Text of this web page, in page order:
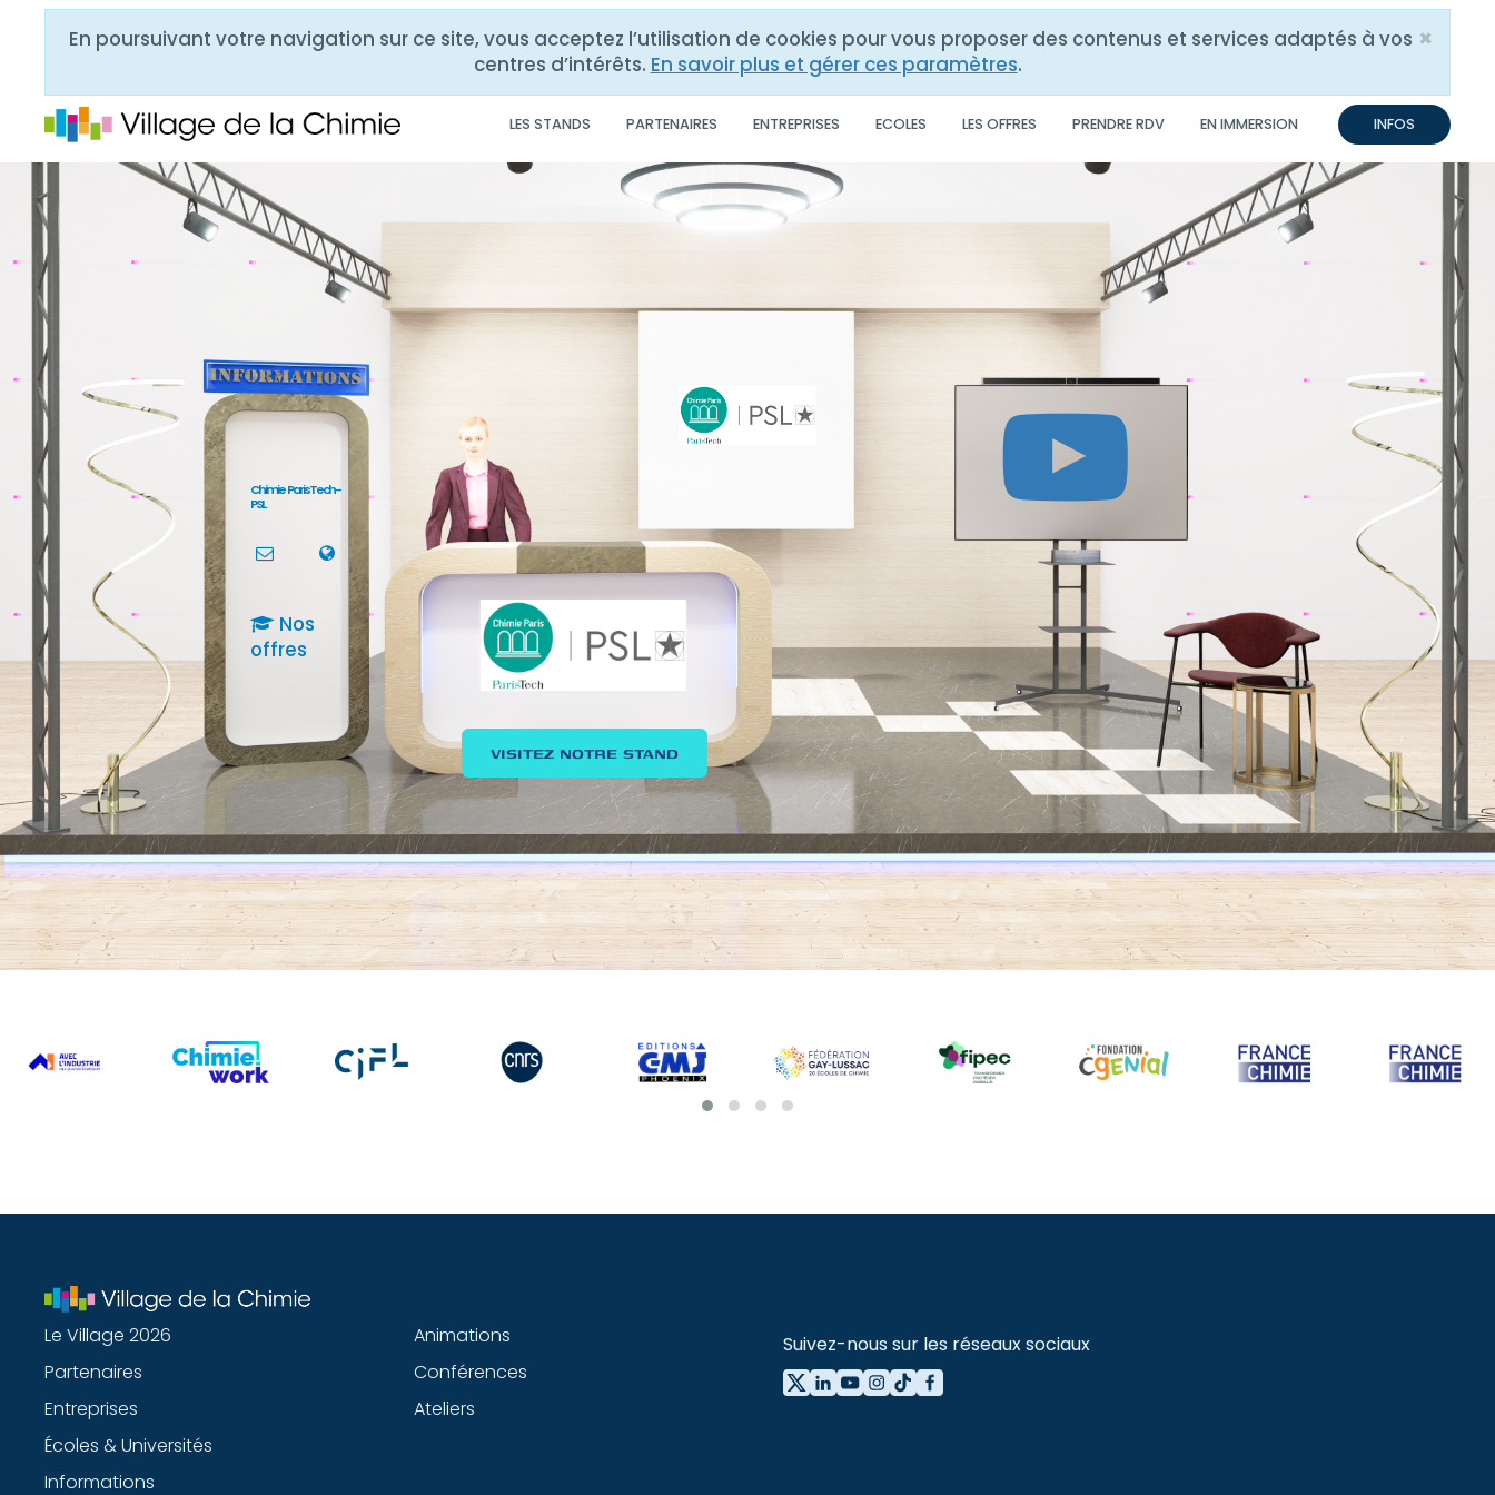
×
En poursuivant votre navigation sur ce site, vous acceptez l’utilisation de cookies pour vous proposer des contenus et services adaptés à vos
centres d’intérêts. En savoir plus et gérer ces paramètres.
LES STANDS PARTENAIRES ENTREPRISES ECOLES LES OFFRES PRENDRE RDV EN IMMERSION INFOS
VISITEZ NOTRE STAND
Chimie ParisTech-
PSL
Nos
offres
Le Village 2026
Partenaires
Entreprises
Écoles & Universités
Informations
Animations
Conférences
Ateliers
Suivez-nous sur les réseaux sociaux